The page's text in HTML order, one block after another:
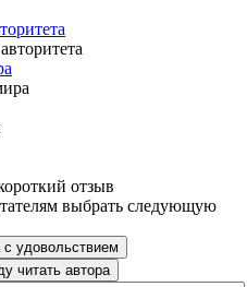
отзыв
выбрать следующую
с удовольствием
читать автора